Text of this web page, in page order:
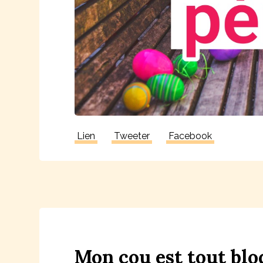
Lien Tweeter Facebook
Mon cou est toutb